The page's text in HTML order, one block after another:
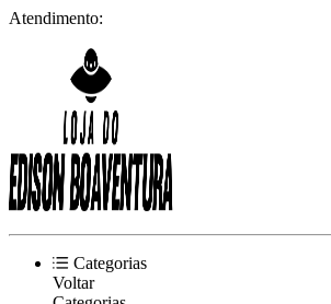
Atendimento:
Categorias
Voltar